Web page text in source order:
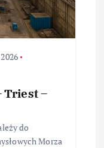
Triest –
do
Morza